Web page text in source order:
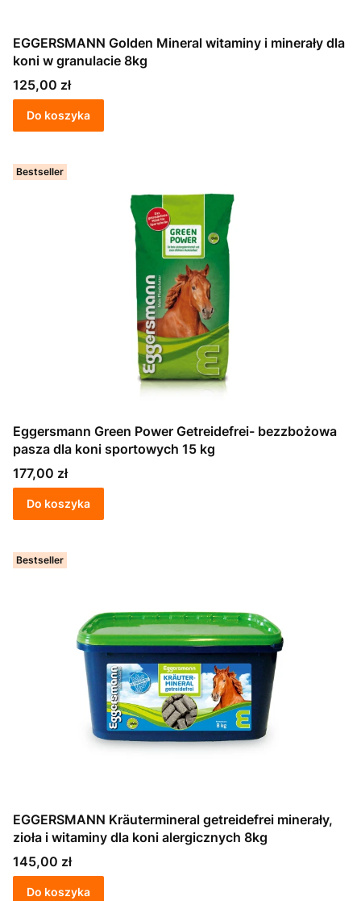
EGGERSMANN Golden Mineral witaminy i minerały dla
koni w granulacie 8kg
Cena
125,00 zł
Do koszyka
Bestseller
Eggersmann Green Power Getreidefrei- bezzbożowa
pasza dla koni sportowych 15 kg
Cena
177,00 zł
Do koszyka
Bestseller
EGGERSMANN Kräutermineral getreidefrei minerały,
zioła i witaminy dla koni alergicznych 8kg
Cena
145,00 zł
Do koszyka